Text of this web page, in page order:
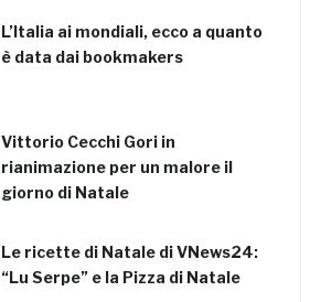
L’Italia ai mondiali, ecco a quanto
è data dai bookmakers
Vittorio Cecchi Gori in
rianimazione per un malore il
giorno di Natale
Le ricette di Natale di VNews24:
“Lu Serpe” e la Pizza di Natale